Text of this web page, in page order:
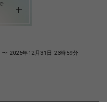
2026年12月31日 23時59分